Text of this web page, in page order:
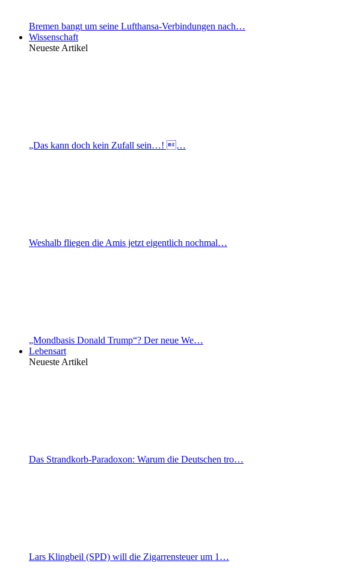
Bremen bangt um seine Lufthansa-Verbindungen nach…
Wissenschaft
Neueste Artikel
„Das kann doch kein Zufall sein…! …
Weshalb fliegen die Amis jetzt eigentlich nochmal…
„Mondbasis Donald Trump“? Der neue We…
Lebensart
Neueste Artikel
Das Strandkorb-Paradoxon: Warum die Deutschen tro…
Lars Klingbeil (SPD) will die Zigarrensteuer um 1…